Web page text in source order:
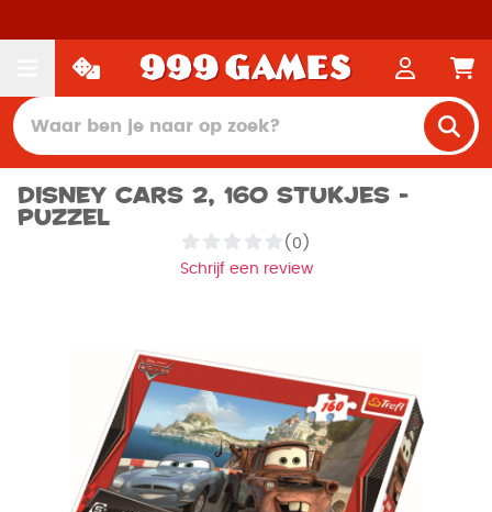
Disney Cars 2, 160 stukjes -
Puzzel
(0)
Schrijf een review